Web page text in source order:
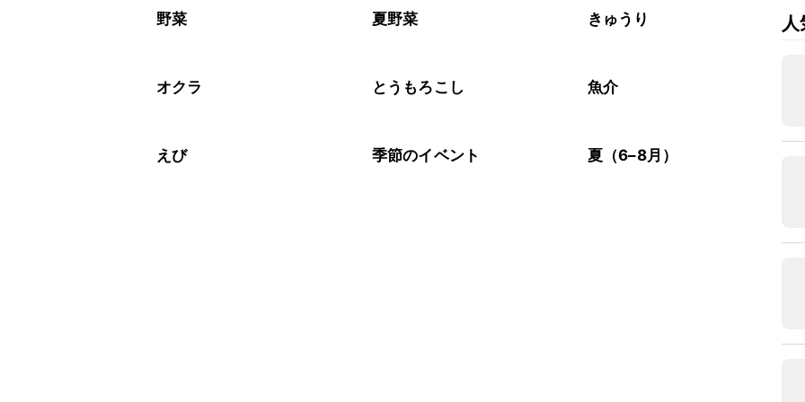
※日持ちは目安です。
野菜 夏野菜 きゅうり
オクラ とうもろこし 魚介
えび 季節のイベント 夏（6–8月）